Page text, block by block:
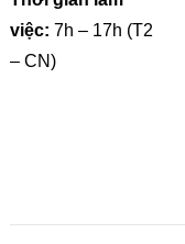
việc: 7h – 17h (T2
– CN)